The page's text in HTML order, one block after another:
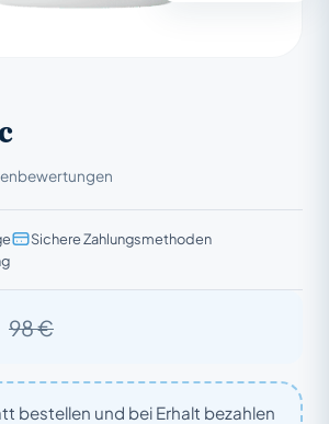
Sichere Zahlungsmethoden
98 €
bestellen und bei Erhalt bezahlen